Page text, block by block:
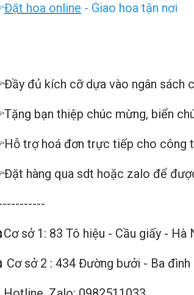
Đặt hoa online - Giao hoa tận nơi
đủ kích cỡ dựa vào ngân sách
bạn thiệp chúc mừng, biển
trợ hoá đơn trực tiếp cho công
hàng qua sdt hoặc zalo để
sở 1: 83 Tô hiệu - Cầu giấy - Hà
Cơ sở 2 : 434 Đường bưởi - Ba